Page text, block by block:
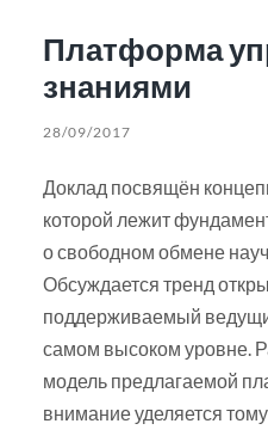
Платформа
знаниями
28/09/2017
Доклад посвящён
которой лежит
о свободном обмене
Обсуждается тренд
поддерживаемый
самом высоком уровне.
модель предлагаемой
внимание уделяется